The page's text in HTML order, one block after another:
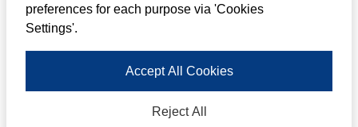
overname de kans om verantwoord door te
bedrijfsconcept. Voor Louwman is de
samenwerking met de franchisenemers en
de beide oprichters van dit succesvolle
preferences for each purpose via 'Cookies
Settings'.
Reject All
Accept All Cookies